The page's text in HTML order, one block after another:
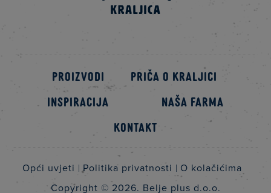
Proizvodi
Priča o kraljici
Inspiracija
Naša farma
Kontakt
Opći uvjeti Politika privatnosti
O kolačićima
Copyright © 2026. Belje plus d.o.o.